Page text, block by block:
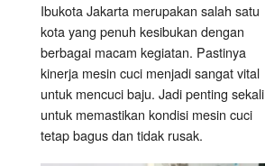
Ibukota Jakarta merupakan salah satu
kota yang penuh kesibukan dengan
berbagai macam kegiatan. Pastinya
kinerja mesin cuci menjadi sangat vital
untuk mencuci baju. Jadi penting sekali
untuk memastikan kondisi mesin cuci
tetap bagus dan tidak rusak.